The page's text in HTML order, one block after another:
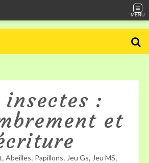
MENU
insectes :
et
, Abeilles, Papillons, Jeu Gs, Jeu MS,